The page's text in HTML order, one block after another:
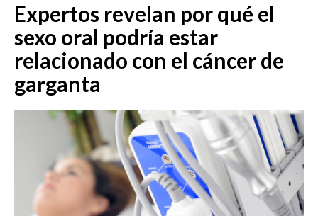
EMISIÓN 12:30 PM
EMISIÓN 7:00 PM
EMISIÓN 11:30 PM
Expertos revelan por qué el
sexo oral podría estar
relacionado con el cáncer de
garganta